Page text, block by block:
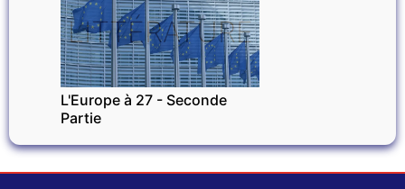
LITTÉRATURE
L'Europe à 27 - Seconde
Partie